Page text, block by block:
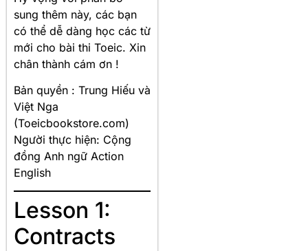
sung thêm này, các bạn
có thể dễ dàng học các từ
mới cho bài thi Toeic. Xin
chân thành cám ơn !
Bản quyền : Trung Hiếu và
Việt Nga
(Toeicbookstore.com)
Người thực hiện: Cộng
đồng Anh ngữ Action
English
Lesson 1:
Contracts